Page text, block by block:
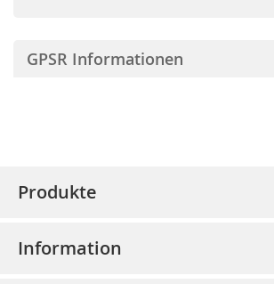
GPSR Informationen
Produkte
Textplatten einzeln
Information